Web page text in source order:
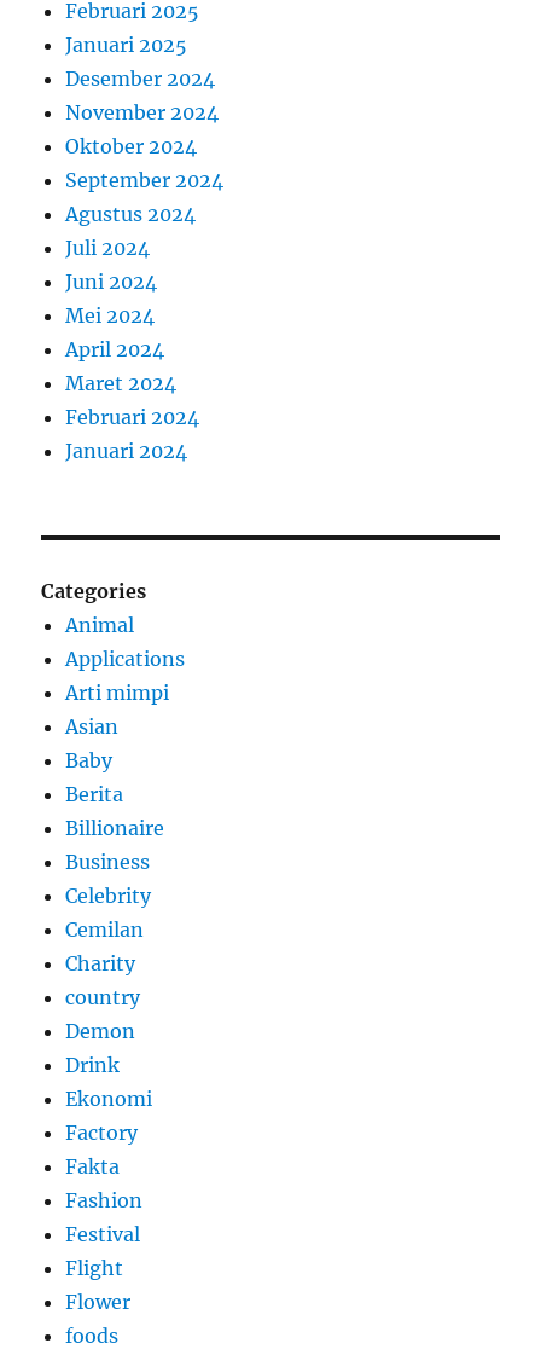
Februari 2025
Januari 2025
Desember 2024
November 2024
Oktober 2024
September 2024
Agustus 2024
Juli 2024
Juni 2024
Mei 2024
April 2024
Maret 2024
Februari 2024
Januari 2024
Categories
Animal
Applications
Arti mimpi
Asian
Baby
Berita
Billionaire
Business
Celebrity
Cemilan
Charity
country
Demon
Drink
Ekonomi
Factory
Fakta
Fashion
Festival
Flight
Flower
foods